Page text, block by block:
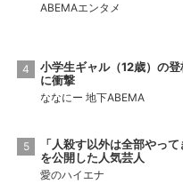
ABEMAエンタメ
小学生ギャル（12歳）の
に衝撃
ななにー 地下ABEMA
「人殺す以外は全部やっ
を公開した人気芸人
愛のハイエナ